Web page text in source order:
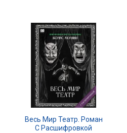
Весь Мир Театр. Роман
С Расшифровкой